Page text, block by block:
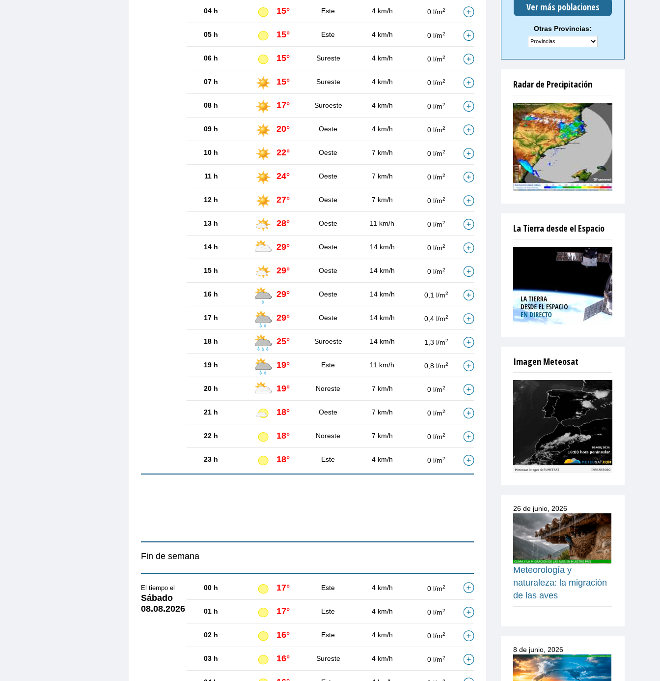
04 h 15° Este 4 km/h 0 l/m2
05 h 15° Este 4 km/h 0 l/m2
06 h 15° Sureste 4 km/h 0 l/m2
07 h 15° Sureste 4 km/h 0 l/m2
08 h 17° Suroeste 4 km/h 0 l/m2
09 h 20° Oeste 4 km/h 0 l/m2
10 h 22° Oeste 7 km/h 0 l/m2
11 h 24° Oeste 7 km/h 0 l/m2
12 h 27° Oeste 7 km/h 0 l/m2
13 h 28° Oeste 11 km/h 0 l/m2
14 h 29° Oeste 14 km/h 0 l/m2
15 h 29° Oeste 14 km/h 0 l/m2
16 h 29° Oeste 14 km/h 0,1 l/m2
17 h 29° Oeste 14 km/h 0,4 l/m2
18 h 25° Suroeste 14 km/h 1,3 l/m2
19 h 19° Este 11 km/h 0,8 l/m2
20 h 19° Noreste 7 km/h 0 l/m2
21 h 18° Oeste 7 km/h 0 l/m2
22 h 18° Noreste 7 km/h 0 l/m2
23 h 18° Este 4 km/h 0 l/m2
Fin de semana
El tiempo el
Sábado
08.08.2026
00 h 17° Este 4 km/h 0 l/m2
01 h 17° Este 4 km/h 0 l/m2
02 h 16° Este 4 km/h 0 l/m2
03 h 16° Sureste 4 km/h 0 l/m2
Ver más poblaciones
Otras Provincias:
Radar de Precipitación
La Tierra desde el Espacio
Imagen Meteosat
26 de junio, 2026
Meteorología y
naturaleza: la migración
de las aves
8 de junio, 2026